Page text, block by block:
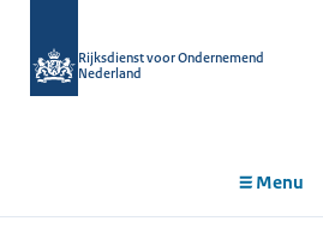
Rijksdienst voor Ondernemend
Nederland
Menu